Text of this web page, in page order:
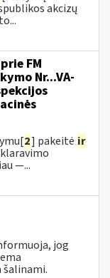
akcizų
FM
Nr...VA-
2] pakeitė ir
—...
jog
šalinami.